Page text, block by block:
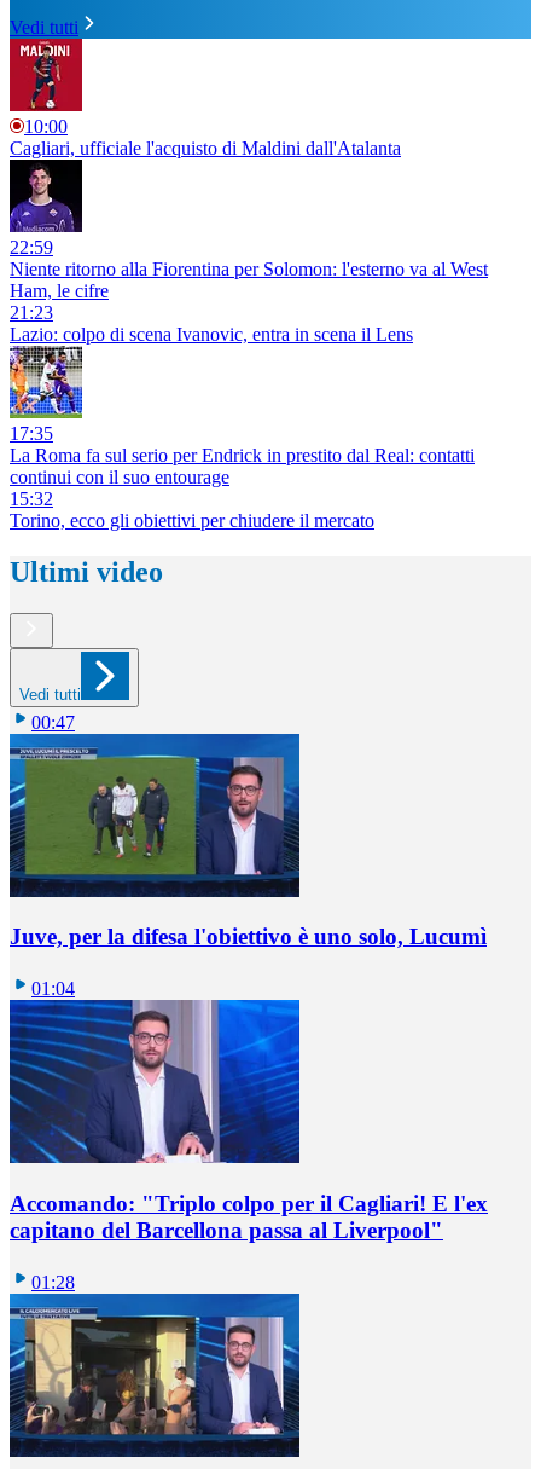
Vedi tutti
10:00
Cagliari, ufficiale l'acquisto di Maldini dall'Atalanta
22:59
Niente ritorno alla Fiorentina per Solomon: l'esterno va al West
Ham, le cifre
21:23
Lazio: colpo di scena Ivanovic, entra in scena il Lens
17:35
La Roma fa sul serio per Endrick in prestito dal Real: contatti
continui con il suo entourage
15:32
Torino, ecco gli obiettivi per chiudere il mercato
Ultimi video
Vedi tutti
00:47
Juve, per la difesa l'obiettivo è uno solo, Lucumì
01:04
Accomando: "Triplo colpo per il Cagliari! E l'ex
capitano del Barcellona passa al Liverpool"
01:28